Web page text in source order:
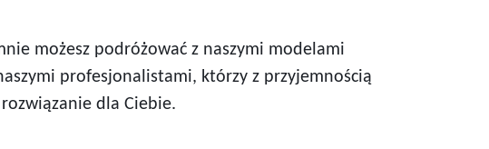
możesz podróżować z naszymi modelami
profesjonalistami, którzy z przyjemnością
dla Ciebie.